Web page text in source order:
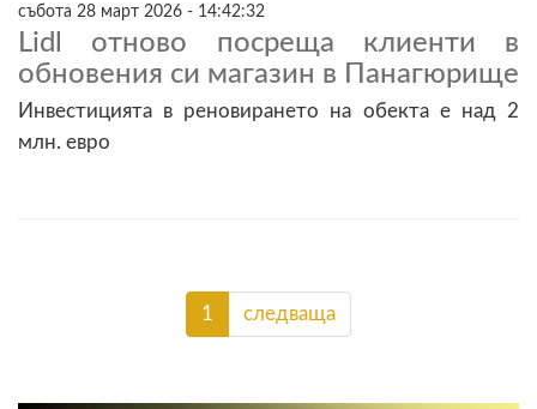
събота 28 март 2026 - 14:42:32
Lidl отново посреща клиенти в
обновения си магазин в Панагюрище
Инвестицията в реновирането на обекта е над 2
млн. евро
1 следваща